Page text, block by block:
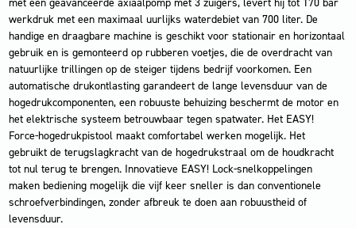
werkdruk met een maximaal uurlijks waterdebiet van 700 liter. De
handige en draagbare machine is geschikt voor stationair en horizontaal
gebruik en is gemonteerd op rubberen voetjes, die de overdracht van
natuurlijke trillingen op de steiger tijdens bedrijf voorkomen. Een
automatische drukontlasting garandeert de lange levensduur van de
hogedrukcomponenten, een robuuste behuizing beschermt de motor en
het elektrische systeem betrouwbaar tegen spatwater. Het EASY!
Force-hogedrukpistool maakt comfortabel werken mogelijk. Het
gebruikt de terugslagkracht van de hogedrukstraal om de houdkracht
tot nul terug te brengen. Innovatieve EASY! Lock-snelkoppelingen
maken bediening mogelijk die vijf keer sneller is dan conventionele
schroefverbindingen, zonder afbreuk te doen aan robuustheid of
levensduur.